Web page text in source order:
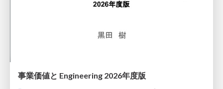
事業価値と Engineering 2026年度版